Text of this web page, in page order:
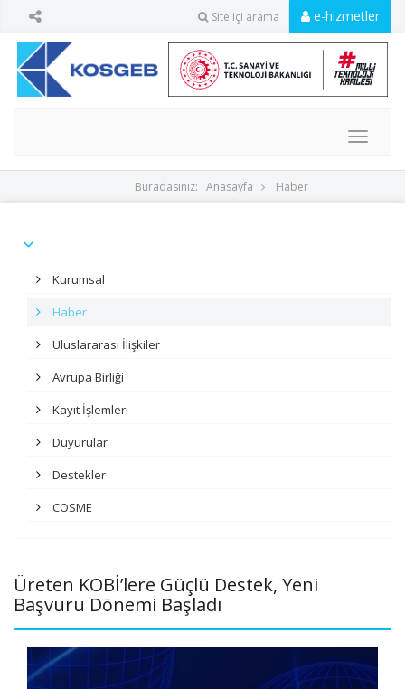
Site içi arama e-hizmetler
MENU
Buradasınız: Anasayfa Haber
Kurumsal
Haber
Uluslararası İlişkiler
Avrupa Birliği
Kayıt İşlemleri
Duyurular
Destekler
COSME
Üreten KOBİ’lere Güçlü Destek, Yeni
Başvuru Dönemi Başladı